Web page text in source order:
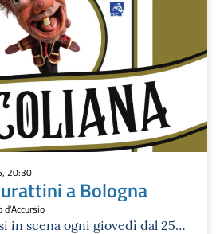
20:30
a Bologna
d'Accursio
in scena ogni giovedì dal 25